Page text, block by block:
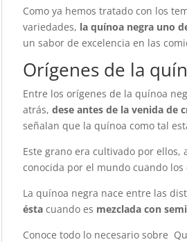
Como ya hemos tratado con los
variedades, la quínoa negra uno
un sabor de excelencia en las
Orígenes de la
Entre los orígenes de la quínoa
atrás,dese antes de la venida de
señalan que la quínoa como tal
Este grano era cultivado por
conocida por el mundo cuando
La quínoa negra nace entre las
ésta cuando es mezclada con
Conoce todo lo necesario sobre